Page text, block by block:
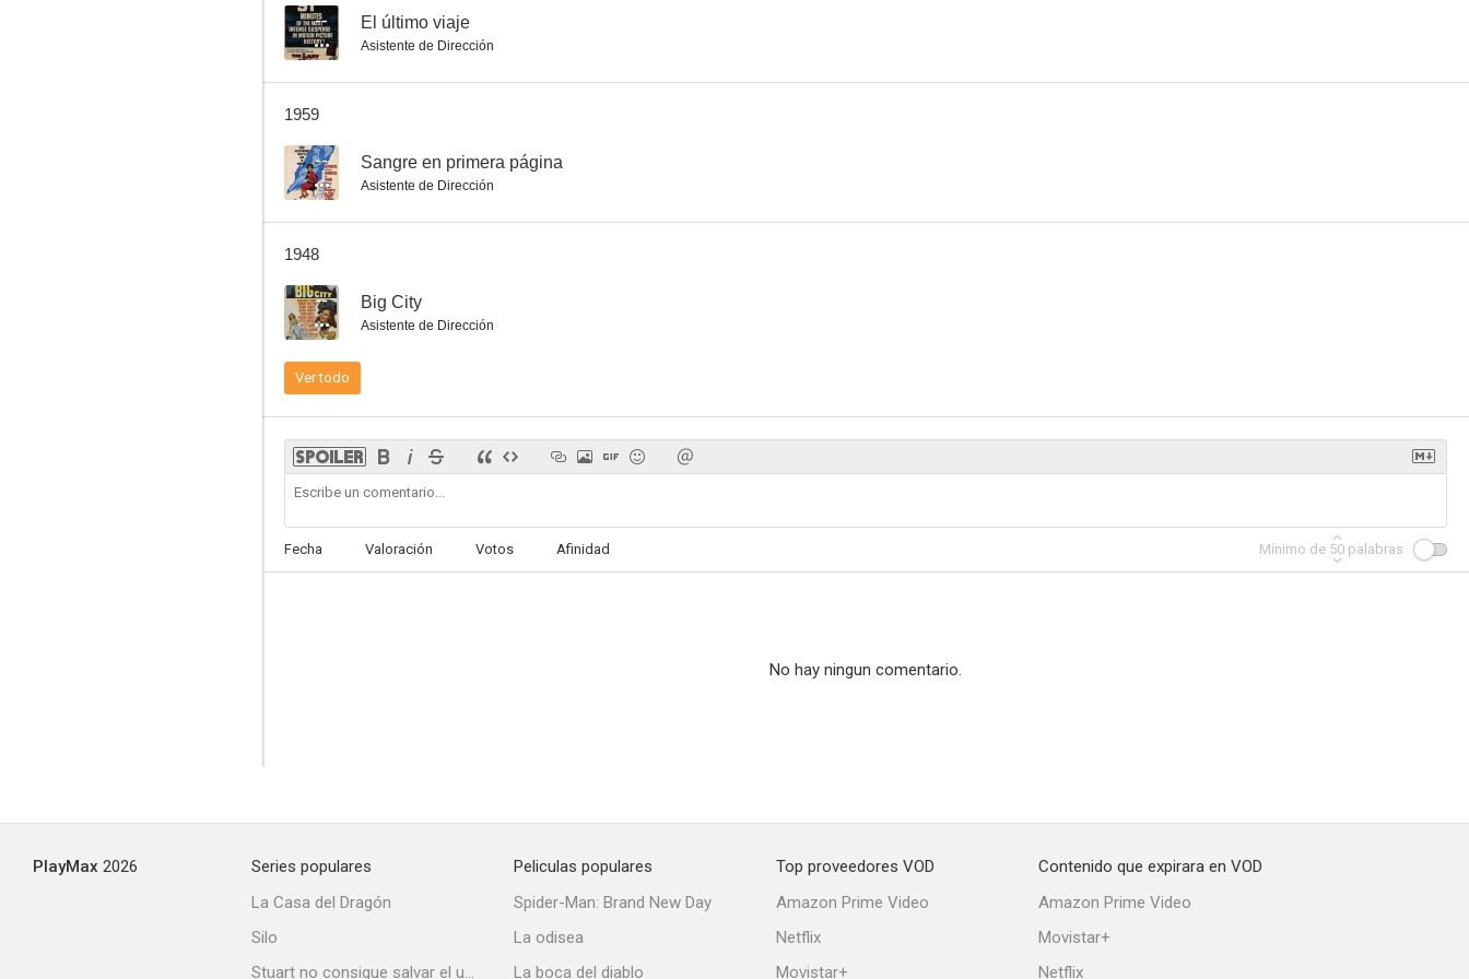
-- El último viaje
Asistente de Dirección
1959
-- Sangre en primera página
Asistente de Dirección
1948
-- Big City
Asistente de Dirección
Ver todo
Fecha Valoración Votos Afinidad Mínimo de 50 palabras
No hay ningun comentario.
PlayMax 2026
Series populares
La Casa del Dragón
Silo
Stuart no consigue salvar el universo
Peliculas populares
Spider-Man: Brand New Day
La odisea
La boca del diablo
Top proveedores VOD
Amazon Prime Video
Netflix
Movistar+
Contenido que expirara en VOD
Amazon Prime Video
Movistar+
Netflix